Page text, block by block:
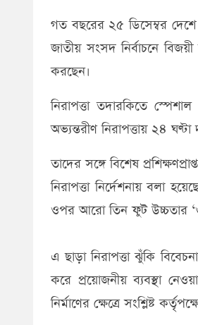
গত বছরের ২৫ ডিসেম্বর
জাতীয় সংসদ নির্বাচনে
করছেন।
নিরাপত্তা তদারকিতে
অভ্যন্তরীণ নিরাপত্তায় ২৪
তাদের সঙ্গে বিশেষ
নিরাপত্তা নির্দেশনায় বলা
ওপর আরো তিন ফুট উচ্চতার
এ ছাড়া নিরাপত্তা ঝুঁকি
করে প্রয়োজনীয় ব্যবস্থা
নির্মাণের ক্ষেত্রে সংশ্লিষ্ট